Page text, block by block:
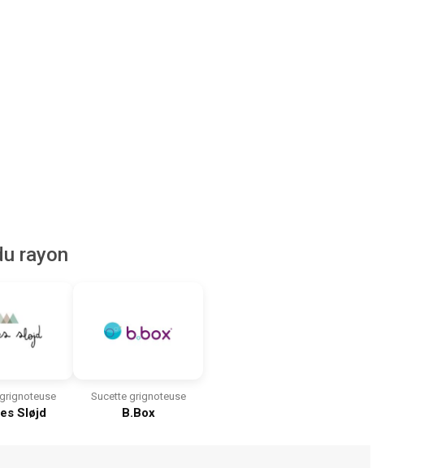
rayon
Sløjd
Sucette grignoteuse
B.Box